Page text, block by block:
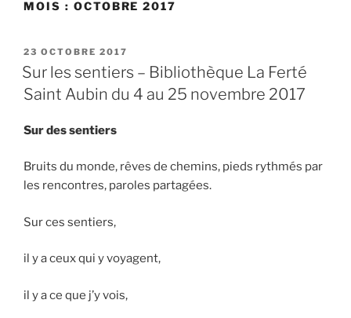
MOIS : OCTOBRE 2017
PUBLIÉ
LE
23 OCTOBRE 2017
Sur les sentiers – Bibliothèque La Ferté
Saint Aubin du 4 au 25 novembre 2017
Sur des sentiers
Bruits du monde, rêves de chemins, pieds rythmés par
les rencontres, paroles partagées.
Sur ces sentiers,
il y a ceux qui y voyagent,
il y a ce que j’y vois,